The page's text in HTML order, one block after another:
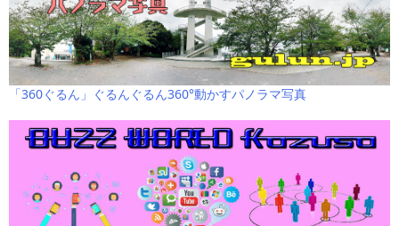
「360ぐるん」ぐるんぐるん360°動かすパノラマ写真